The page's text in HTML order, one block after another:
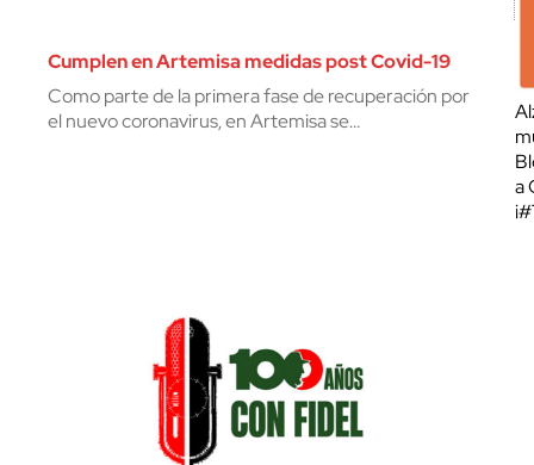
Cumplen en Artemisa medidas post Covid-19
Como parte de la primera fase de recuperación por
el nuevo coronavirus, en Artemisa se…
a